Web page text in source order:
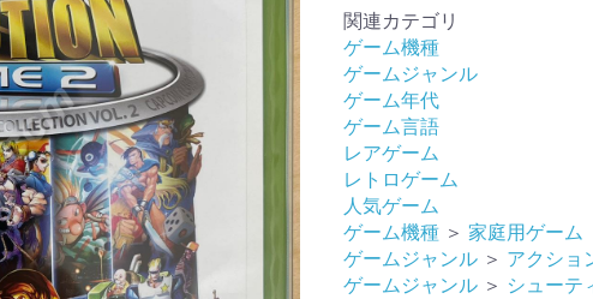
関連カテゴリ
ゲーム機種
ゲームジャンル
ゲーム年代
ゲーム言語
レアゲーム
レトロゲーム
人気ゲーム
ゲーム機種 ＞ 家庭用ゲーム
ゲームジャンル ＞ アクショ
ゲームジャンル ＞ シューテ